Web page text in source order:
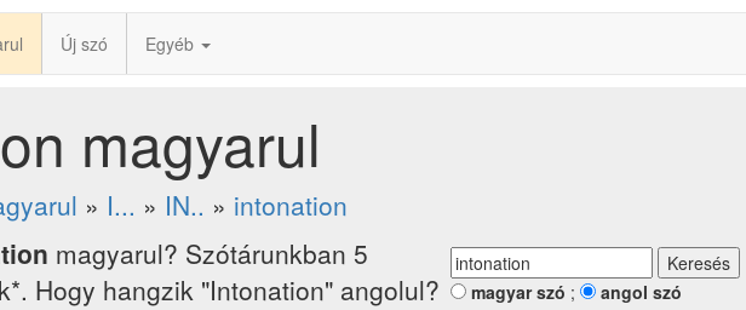
Új szó Egyéb
magyarul
» I... » IN.. » intonation
magyarul? Szótárunkban 5
Hogy hangzik "Intonation" angolul?
magyar szó ;
angol szó